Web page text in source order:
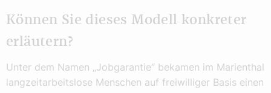
Können Sie dieses Modell konkreter
erläutern?
Unter dem Namen „Jobgarantie“ bekamen im Marienthal
langzeitarbeitslose Menschen auf freiwilliger Basis einen